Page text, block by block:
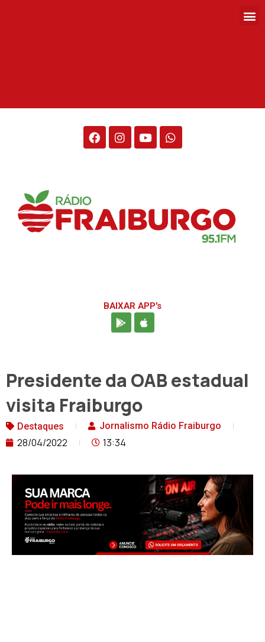
BAIXAR APP's
Presidente da OAB estadual
visita Fraiburgo
Destaques Jornalismo Rádio Fraiburgo
28/04/2022 13:34